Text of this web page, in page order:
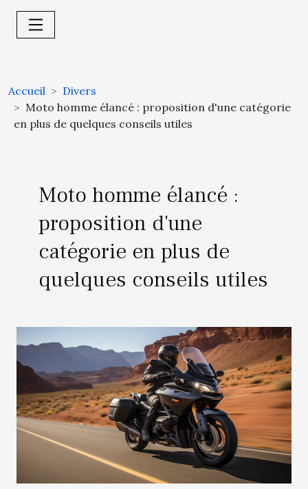
Accueil
Divers
Moto homme élancé : proposition d'une catégorie
en plus de quelques conseils utiles
Moto homme élancé :
proposition d'une
catégorie en plus de
quelques conseils utiles